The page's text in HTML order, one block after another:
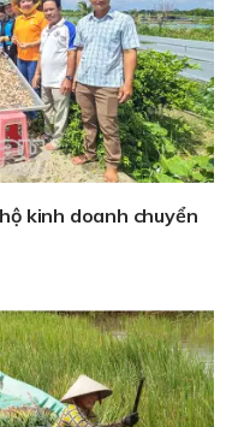
kinh doanh chuyển